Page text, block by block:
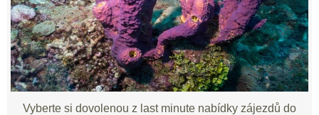
Vyberte si dovolenou z last minute nabídky zájezdů do